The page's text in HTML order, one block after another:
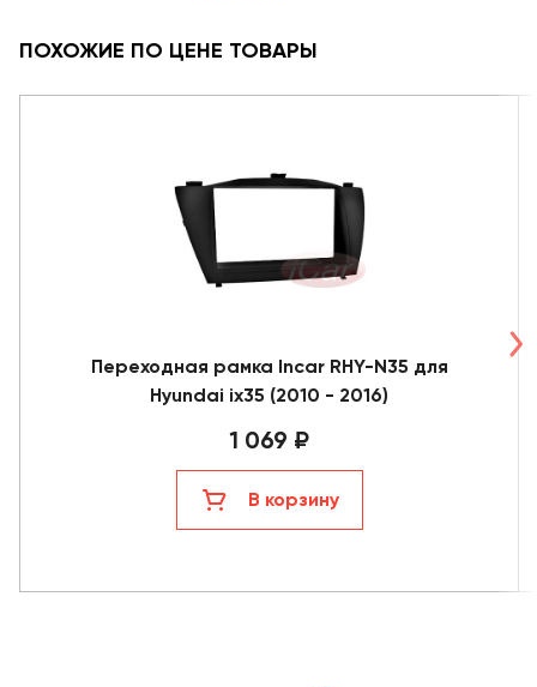
ПОХОЖИЕ ПО ЦЕНЕ ТОВАРЫ
Переходная рамка Incar RHY-N35 для
Hyundai ix35 (2010 - 2016)
1 069 ₽
В корзину